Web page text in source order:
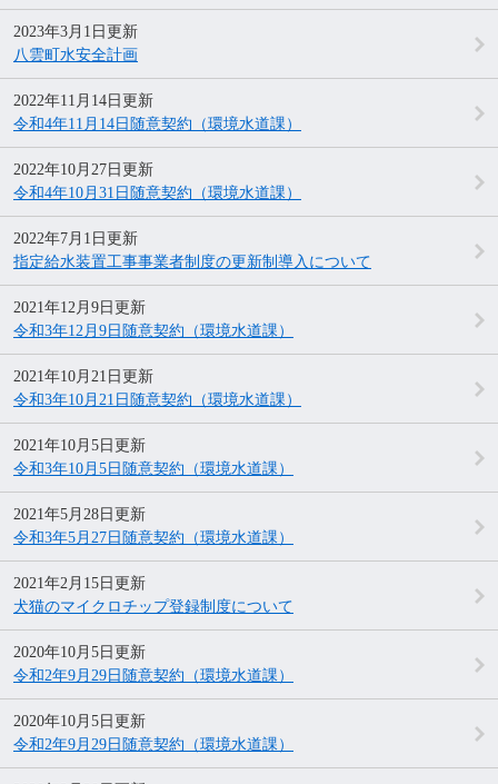
2023年3月1日更新
八雲町水安全計画
2022年11月14日更新
令和4年11月14日随意契約（環境水道課）
2022年10月27日更新
令和4年10月31日随意契約（環境水道課）
2022年7月1日更新
指定給水装置工事事業者制度の更新制導入について
2021年12月9日更新
令和3年12月9日随意契約（環境水道課）
2021年10月21日更新
令和3年10月21日随意契約（環境水道課）
2021年10月5日更新
令和3年10月5日随意契約（環境水道課）
2021年5月28日更新
令和3年5月27日随意契約（環境水道課）
2021年2月15日更新
犬猫のマイクロチップ登録制度について
2020年10月5日更新
令和2年9月29日随意契約（環境水道課）
2020年10月5日更新
令和2年9月29日随意契約（環境水道課）